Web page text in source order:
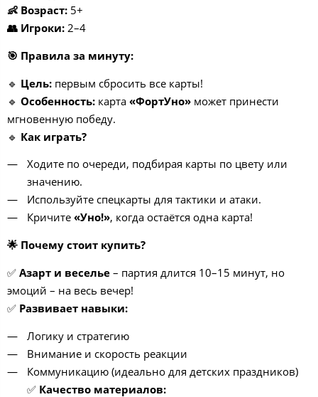
👶 Возраст: 5+
👥 Игроки: 2–4
🎯 Правила за минуту:
🔹 Цель: первым сбросить все карты!
🔹 Особенность: карта «ФортУно» может принести
мгновенную победу.
🔹 Как играть?
Ходите по очереди, подбирая карты по цвету или
значению.
Используйте спецкарты для тактики и атаки.
Кричите «Уно!», когда остаётся одна карта!
🌟 Почему стоит купить?
✅ Азарт и веселье – партия длится 10–15 минут, но
эмоций – на весь вечер!
✅ Развивает навыки:
Логику и стратегию
Внимание и скорость реакции
Коммуникацию (идеально для детских праздников)
✅ Качество материалов: